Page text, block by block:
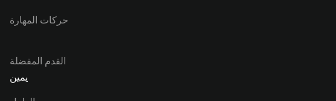
حركات المهارة
القدم المفضلة
يمين